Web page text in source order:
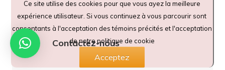
les conflits liés à la transhumance
- 786 vues
Menaces chimiques aux frontières : l’ANIAC outille
les forces de sécurité à Sokodé
- 691 vues
SOVET au service des plus vulnérables : des kits
offerts aux veuves et orphelins de Datcha
Ce site utilise des cookies pour que vous ayez la meilleure
expérience utilisateur. Si vous continuez à vous parcourir sont
consentants à l'acceptation des témoins précités et l'acceptation
de notre politique de cookie
Acceptez
Contactez-nous